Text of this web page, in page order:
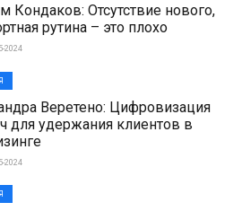
Кондаков: Отсутствие нового,
рутина – это плохо
2024
Веретено: Цифровизация
для удержания клиентов в
2024